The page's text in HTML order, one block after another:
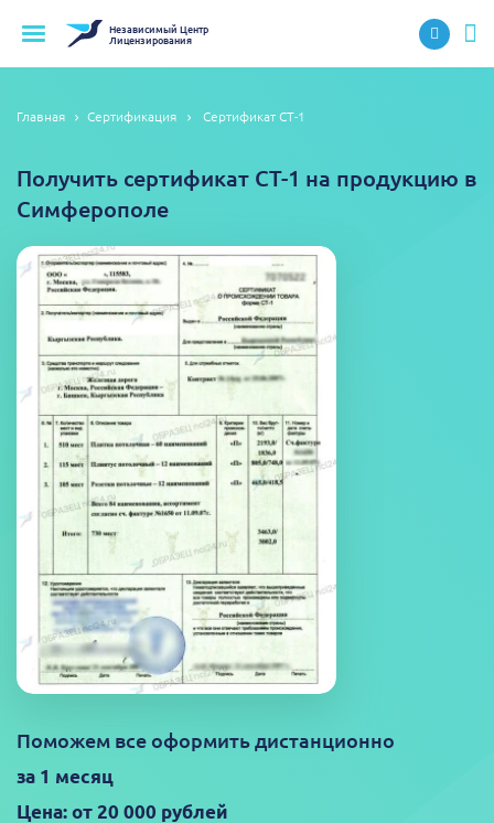
НезависимыйЦентр
Лицензирования
Главная Сертификация Сертификат СТ-1
Получить сертификат СТ-1 на продукцию в
Симферополе
Поможем все оформить дистанционно
за 1 месяц
Цена: от 20 000 рублей